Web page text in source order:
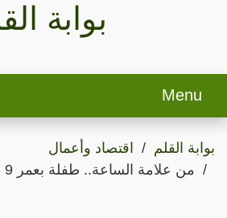
بوابة
Menu
بوابة القلم
اقتصاد وأعمال
من علامة الساعة.. طفلة بعمر 9 سنوات تتزوج من